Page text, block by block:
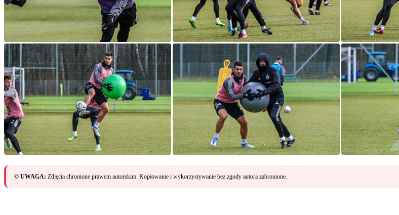
© UWAGA: Zdjęcia chronione prawem autorskim. Kopiowanie i wykorzystywanie bez zgody autora zabronione.